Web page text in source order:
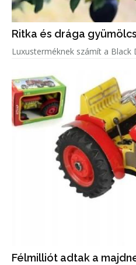
Ritka és drága
Luxusterméknek számít a Black
Félmilliót adtak a